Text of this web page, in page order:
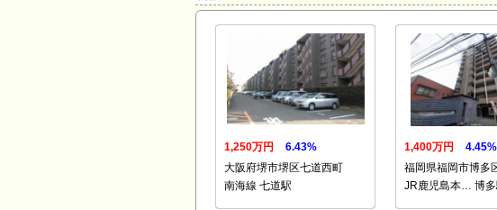
1,250万円
6.43%
大阪府堺市堺区七道西町
南海線 七道駅
1,400万円
4.45%
福岡県福岡市博多
JR鹿児島本… 博多